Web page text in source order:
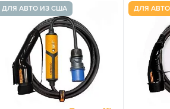
ДЛЯ АВТО ИЗ США ДЛЯ